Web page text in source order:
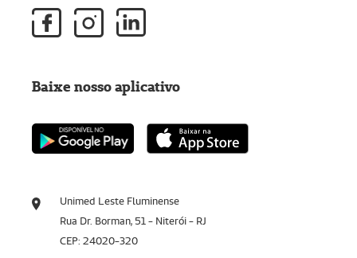
Unimed Leste Fluminense
Rua Dr. Borman, 51 - Niterói - RJ
CEP: 24020-320
Baixe nosso aplicativo